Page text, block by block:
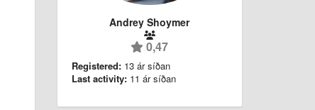
Andrey Shoymer
0,47
Registered: 13 ár síðan
Last activity: 11 ár síðan